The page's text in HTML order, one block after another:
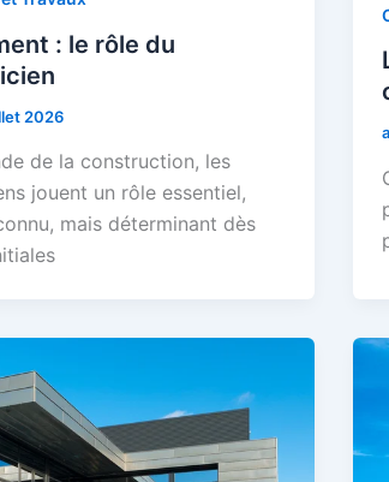
: le rôle du
2026
de la construction, les
jouent un rôle essentiel,
mais déterminant dès